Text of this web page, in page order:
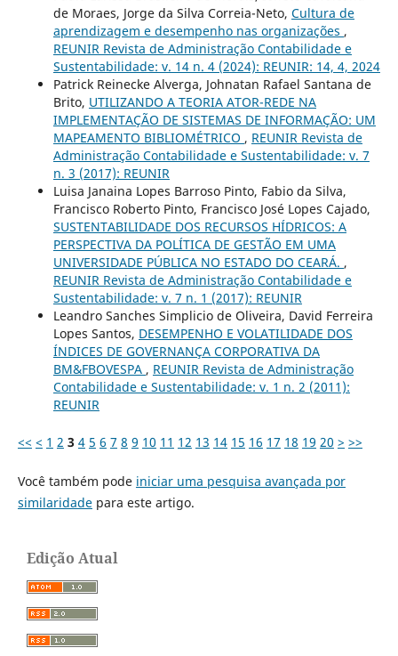
de Moraes, Jorge da Silva Correia-Neto, Cultura de
aprendizagem e desempenho nas organizações ,
REUNIR Revista de Administração Contabilidade e
Sustentabilidade: v. 14 n. 4 (2024): REUNIR: 14, 4, 2024
Patrick Reinecke Alverga, Johnatan Rafael Santana de
Brito, UTILIZANDO A TEORIA ATOR-REDE NA
IMPLEMENTAÇÃO DE SISTEMAS DE INFORMAÇÃO: UM
MAPEAMENTO BIBLIOMÉTRICO , REUNIR Revista de
Administração Contabilidade e Sustentabilidade: v. 7
n. 3 (2017): REUNIR
Luisa Janaina Lopes Barroso Pinto, Fabio da Silva,
Francisco Roberto Pinto, Francisco José Lopes Cajado,
SUSTENTABILIDADE DOS RECURSOS HÍDRICOS: A
PERSPECTIVA DA POLÍTICA DE GESTÃO EM UMA
UNIVERSIDADE PÚBLICA NO ESTADO DO CEARÁ. ,
REUNIR Revista de Administração Contabilidade e
Sustentabilidade: v. 7 n. 1 (2017): REUNIR
Leandro Sanches Simplicio de Oliveira, David Ferreira
Lopes Santos, DESEMPENHO E VOLATILIDADE DOS
ÍNDICES DE GOVERNANÇA CORPORATIVA DA
BM&FBOVESPA , REUNIR Revista de Administração
Contabilidade e Sustentabilidade: v. 1 n. 2 (2011):
REUNIR
<< < 1 2 3 4 5 6 7 8 9 10 11 12 13 14 15 16 17 18 19 20 > >>
Você também pode iniciar uma pesquisa avançada por
similaridadepara este artigo.
Edição Atual